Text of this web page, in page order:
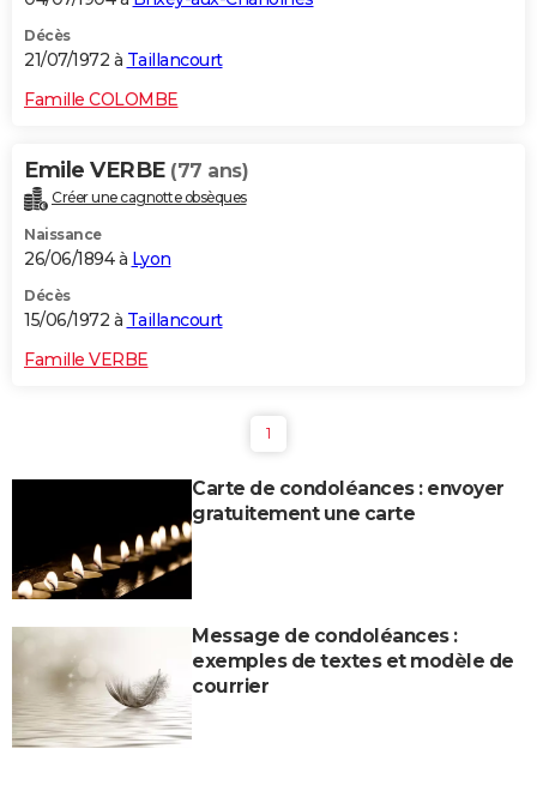
Décès
21/07/1972 à Taillancourt
Famille COLOMBE
Emile VERBE (77 ans)
Créer une cagnotte obsèques
Naissance
26/06/1894 à Lyon
Décès
15/06/1972 à Taillancourt
Famille VERBE
1
Carte de condoléances : envoyer
gratuitement une carte
Message de condoléances :
exemples de textes et modèle de
courrier